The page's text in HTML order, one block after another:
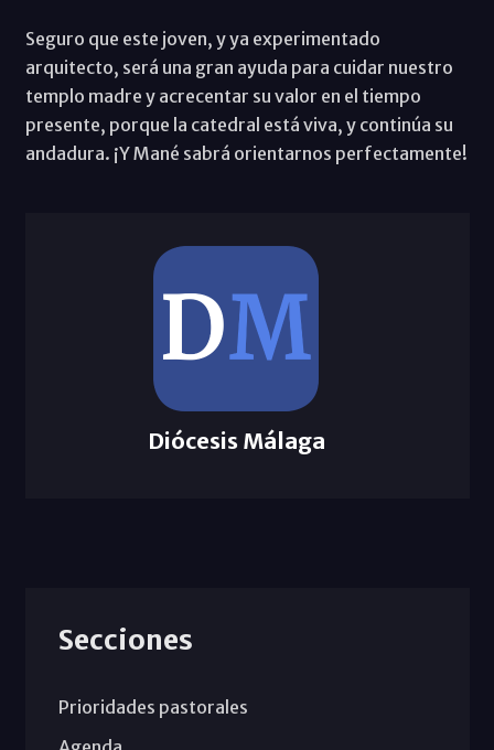
Seguro que este joven, y ya experimentado
arquitecto, será una gran ayuda para cuidar nuestro
templo madre y acrecentar su valor en el tiempo
presente, porque la catedral está viva, y continúa su
andadura. ¡Y Mané sabrá orientarnos perfectamente!
Diócesis Málaga
Secciones
Prioridades pastorales